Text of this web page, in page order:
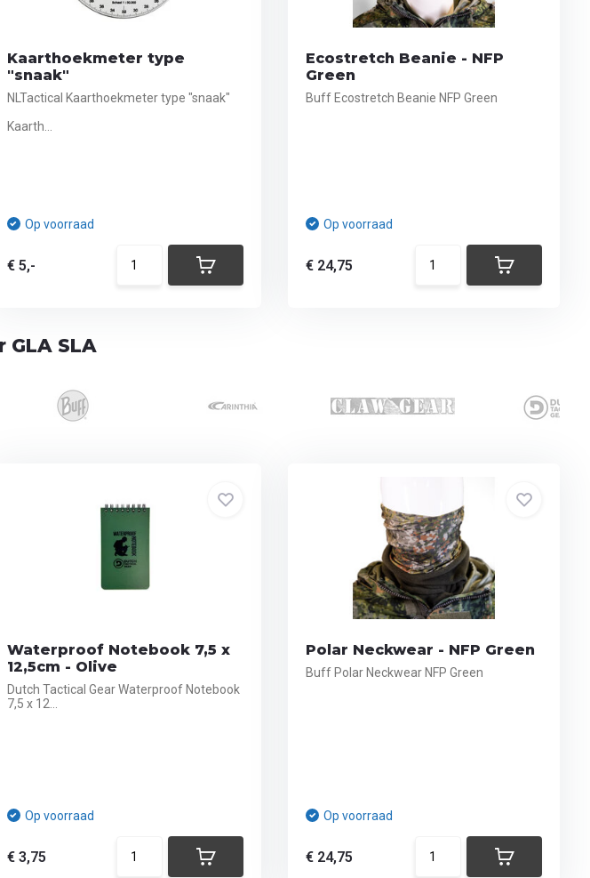
Kaarthoekmeter type
"snaak"
NLTactical Kaarthoekmeter type "snaak"
Kaarth...
Op voorraad
€ 5,-
Ecostretch Beanie - NFP
Green
Buff Ecostretch Beanie NFP Green
Op voorraad
€ 24,75
SLA
Waterproof Notebook 7,5 x
12,5cm - Olive
Dutch Tactical Gear Waterproof Notebook
7,5 x 12...
Op voorraad
€ 3,75
Polar Neckwear - NFP Green
Buff Polar Neckwear NFP Green
Op voorraad
€ 24,75